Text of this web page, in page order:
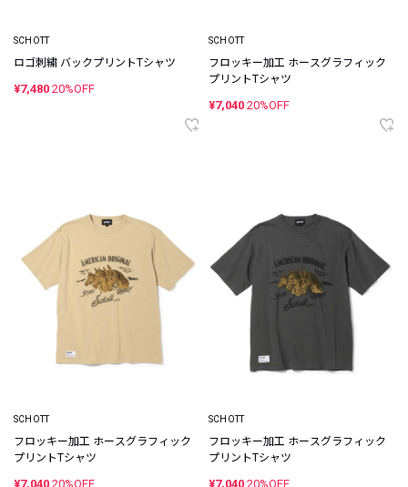
SCHOTT
ロゴ刺繍 バックプリントTシャツ
¥7,480 20%OFF
SCHOTT
フロッキー加工 ホースグラフィック
プリントTシャツ
¥7,040 20%OFF
SCHOTT
フロッキー加工 ホースグラフィック
プリントTシャツ
¥7,040 20%OFF
SCHOTT
フロッキー加工 ホースグラフィック
プリントTシャツ
¥7,040 20%OFF